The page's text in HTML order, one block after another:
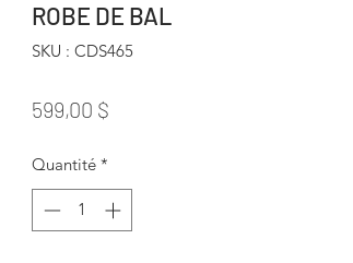
ROBE DE BAL
SKU : CDS465
599,00 $
Quantité *